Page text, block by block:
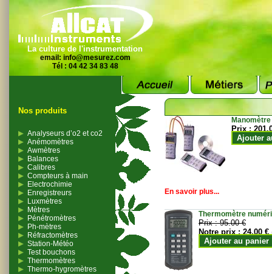
La culture de l'instrumentation
email: info@mesurez.com
Tél : 04 42 34 83 48
Nos produits
Analyseurs d’o2 et co2
Anémomètres
Awmètres
Balances
Calibres
Compteurs à main
Electrochimie
Enregistreurs
Luxmètres
Mètres
Pénétromètres
Ph-mètres
Réfractomètres
Station-Météo
Test bouchons
Thermomètres
Thermo-hygromètres
Prix :
Ajouter
En savoir plus...
Thermomètre
Prix :95.00 €
Notre prix :24.00 €
Ajouter au panier